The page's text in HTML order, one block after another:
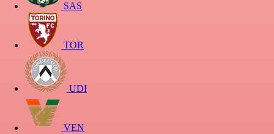
SAS
TOR
UDI
VEN